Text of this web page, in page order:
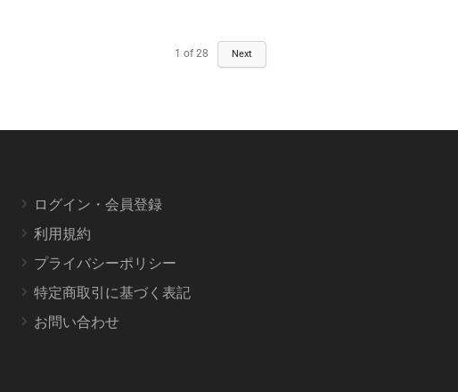
1 of 28 Next
ログイン・会員登録
利用規約
プライバシーポリシー
特定商取引に基づく表記
お問い合わせ